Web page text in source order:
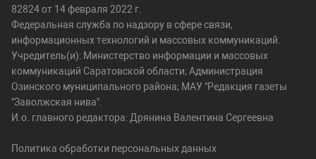
82824 от 14 февраля 2022 г.
Федеральная служба по надзору в сфере связи,
информационных технологий и массовых коммуникаций.
Учредитель(и): Министерство информации и массовых
коммуникаций Саратовской области; Администрация
Озинского муниципального района; МАУ "Редакция газеты
"Заволжская нива".
И.о. главного редактора: Дрянина Валентина Сергеевна
Политика обработки персональных данных